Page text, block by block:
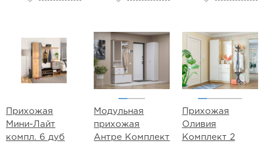
Прихожая
Мини-Лайт
компл. 6 дуб
Модульная
прихожая
Антре Комплект
Прихожая
Оливия
Комплект 2